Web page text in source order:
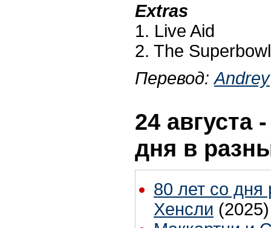
Extras
1. Live Aid
2. The
Перевод:Andrey
24 августа
дня в
80 лет со
Хенсли (2025)